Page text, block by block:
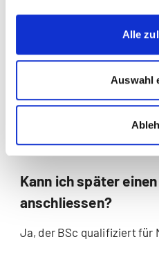
Alle
Auswahl
Welche
Dienstag- und Donnerstag
Oder samstags vor Ort in
Ja, nach HF-Abschluss
Kann ich später
anschliessen?
Ja, der BSc qualifiziert für